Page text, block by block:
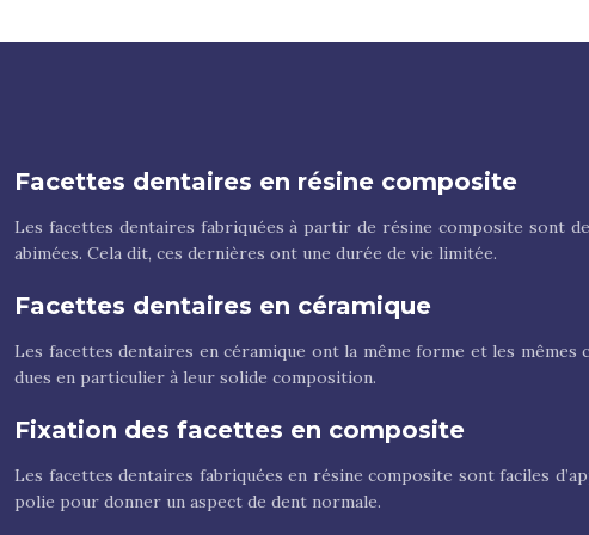
Facettes dentaires en résine composite
Les facettes dentaires fabriquées à partir de résine composite sont
abimées. Cela dit, ces dernières ont une durée de vie limitée.
Facettes dentaires en céramique
Les facettes dentaires en céramique ont la même forme et les
dues en particulier à leur solide composition.
Fixation des facettes en composite
Les facettes dentaires fabriquées en résine composite sont faciles
polie pour donner un aspect de dent normale.